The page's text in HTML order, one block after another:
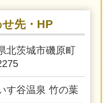
先・HP
北茨城市磯原町
す谷温泉 竹の葉